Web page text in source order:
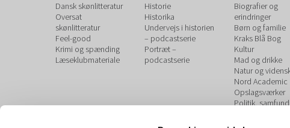
Dansk skønlitteratur
Oversat
skønlitteratur
Feel-good
Krimi og spænding
Læseklubmateriale
Historie
Historika
Undervejs i historien
– podcastserie
Portræt –
podcastserie
Biografier og
erindringer
Børn og familie
Kraks Blå Bog
Kultur
Mad og drikke
Natur og
Nord Academic
Opslagsværker
Politik,
Sundhed og